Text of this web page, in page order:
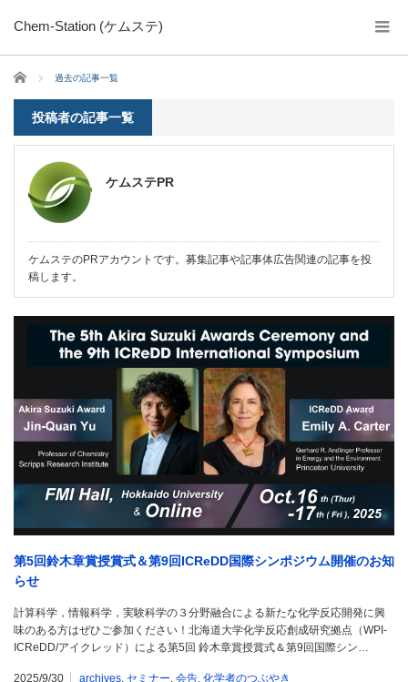
Chem-Station (ケムステ)
ホーム 過去の記事一覧
投稿者の記事一覧
ケムステPR
ケムステのPRアカウントです。募集記事や記事体広告関連の記事を投
稿します。
第5回鈴木章賞授賞式＆第9回ICReDD国際シンポジウム開催のお知
らせ
計算科学，情報科学，実験科学の３分野融合による新たな化学反応開発に興
味のある方はぜひご参加ください！北海道大学化学反応創成研究拠点（WPI-
ICReDD/アイクレッド）による第5回 鈴木章賞授賞式＆第9回国際シン…
2025/9/30 archives セミナー 会告 化学者のつぶやき